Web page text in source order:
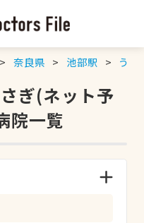
奈良県 池部駅 うさ
ぎ(ネット予
院一覧